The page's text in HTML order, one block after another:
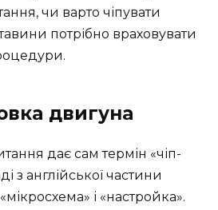
чи варто чіпувати
потрібно враховувати
двигуна
дає сам термін «чіп-
з англійської частини
і «настройка».